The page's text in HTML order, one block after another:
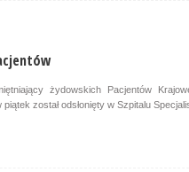
żydowskich Pacjentów
piątek został odsłonięty w Szpitalu